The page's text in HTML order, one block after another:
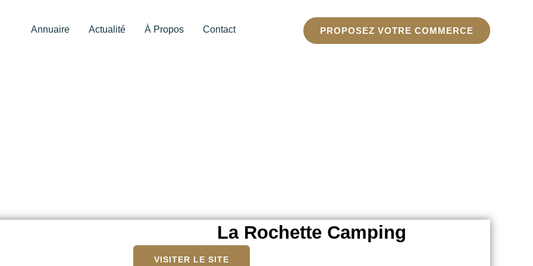
Annuaire Actualité À Propos Contact PROPOSEZ VOTRE COMMERCE
La Rochette Camping
VISITER LE SITE